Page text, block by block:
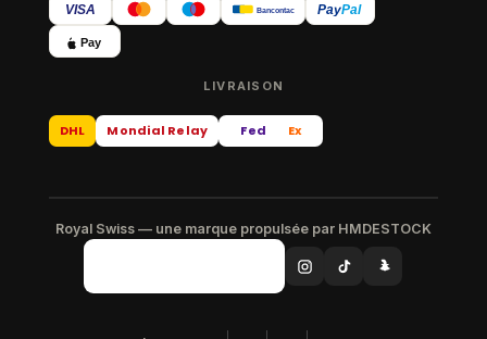
VISA Bancontact PayPal
Pay
LIVRAISON
DHL Mondial Relay Fed Ex
Royal Swiss — une marque propulsée par HMDESTOCK